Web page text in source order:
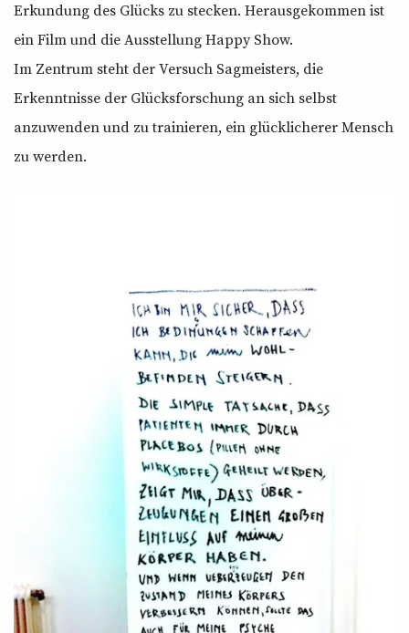
Erkundung des Glücks zu stecken. Herausgekommen ist
ein Film und die Ausstellung Happy Show.
Im Zentrum steht der Versuch Sagmeisters, die
Erkenntnisse der Glücksforschung an sich selbst
anzuwenden und zu trainieren, ein glücklicherer Mensch
zu werden.